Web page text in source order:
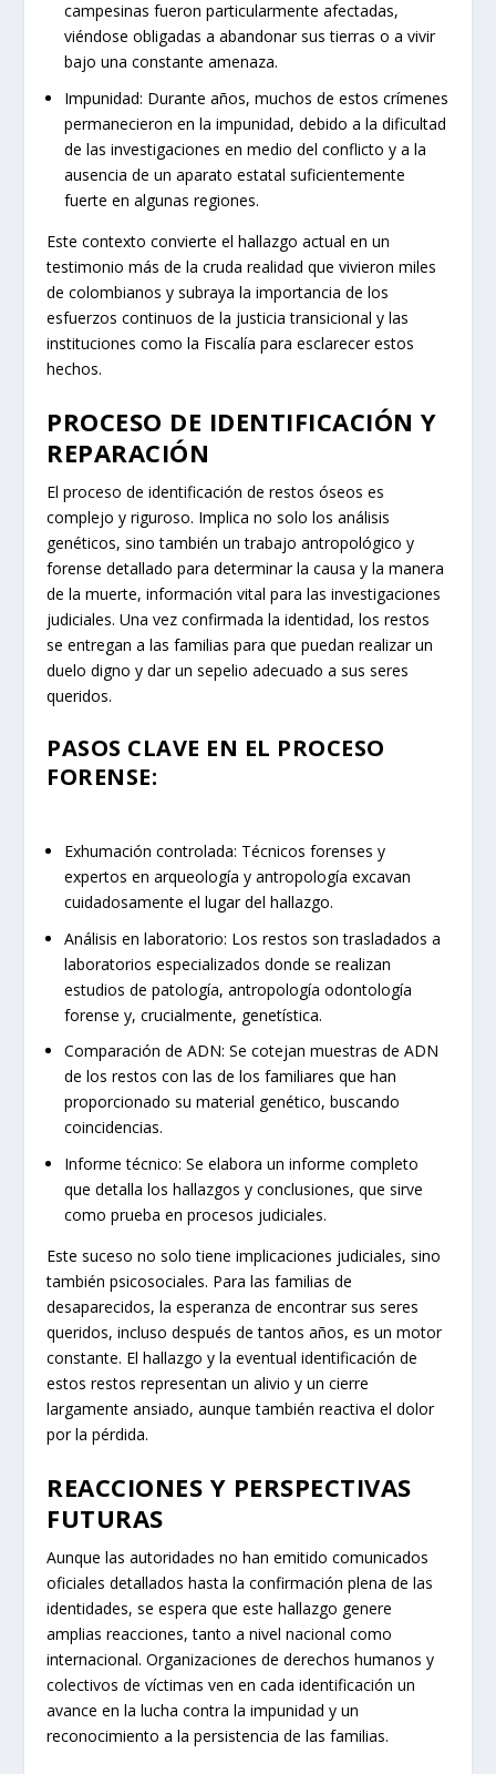
campesinas fueron particularmente afectadas,
viéndose obligadas a abandonar sus tierras o a vivir
bajo una constante amenaza.
Impunidad: Durante años, muchos de estos crímenes
permanecieron en la impunidad, debido a la dificultad
de las investigaciones en medio del conflicto y a la
ausencia de un aparato estatal suficientemente
fuerte en algunas regiones.
Este contexto convierte el hallazgo actual en un
testimonio más de la cruda realidad que vivieron miles
de colombianos y subraya la importancia de los
esfuerzos continuos de la justicia transicional y las
instituciones como la Fiscalía para esclarecer estos
hechos.
PROCESO DE IDENTIFICACIÓN Y
REPARACIÓN
El proceso de identificación de restos óseos es
complejo y riguroso. Implica no solo los análisis
genéticos, sino también un trabajo antropológico y
forense detallado para determinar la causa y la manera
de la muerte, información vital para las investigaciones
judiciales. Una vez confirmada la identidad, los restos
se entregan a las familias para que puedan realizar un
duelo digno y dar un sepelio adecuado a sus seres
queridos.
PASOS CLAVE EN EL PROCESO
FORENSE:
Exhumación controlada: Técnicos forenses y
expertos en arqueología y antropología excavan
cuidadosamente el lugar del hallazgo.
Análisis en laboratorio: Los restos son trasladados a
laboratorios especializados donde se realizan
estudios de patología, antropología odontología
forense y, crucialmente, genetística.
Comparación de ADN: Se cotejan muestras de ADN
de los restos con las de los familiares que han
proporcionado su material genético, buscando
coincidencias.
Informe técnico: Se elabora un informe completo
que detalla los hallazgos y conclusiones, que sirve
como prueba en procesos judiciales.
Este suceso no solo tiene implicaciones judiciales, sino
también psicosociales. Para las familias de
desaparecidos, la esperanza de encontrar sus seres
queridos, incluso después de tantos años, es un motor
constante. El hallazgo y la eventual identificación de
estos restos representan un alivio y un cierre
largamente ansiado, aunque también reactiva el dolor
por la pérdida.
REACCIONES Y PERSPECTIVAS
FUTURAS
Aunque las autoridades no han emitido comunicados
oficiales detallados hasta la confirmación plena de las
identidades, se espera que este hallazgo genere
amplias reacciones, tanto a nivel nacional como
internacional. Organizaciones de derechos humanos y
colectivos de víctimas ven en cada identificación un
avance en la lucha contra la impunidad y un
reconocimiento a la persistencia de las familias.